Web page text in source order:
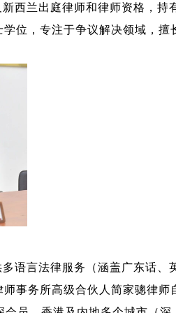
西兰出庭律师和律师资格，持
位，专注于争议解决领域，擅
语言法律服务（涵盖广东话、
事务所高级合伙人简家骢律师